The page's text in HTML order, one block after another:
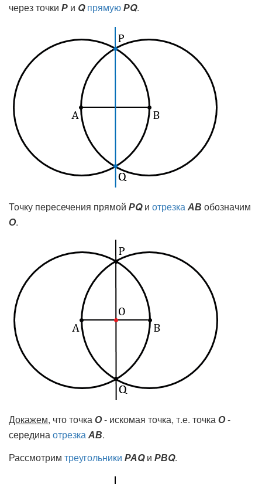
через точки Р и Q прямуюРQ.
Точку пересечения прямой РQи отрезкаАВ обозначим
О.
Докажем, что точкаО- искомая точка, т.е. точкаО-
серединаотрезкаАВ.
Рассмотрим треугольники РАQи РВQ.